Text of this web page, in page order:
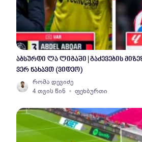
აბსურდი ლა ლიგაში | გაძევების
ვერ ნახავთ (ვიდეო)
რომა დევიძე
4 თვის წინ
ფეხბურთი